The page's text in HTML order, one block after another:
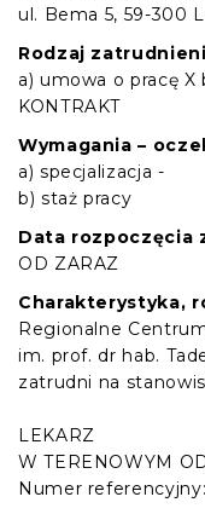
ul. Bema 5, 59-300
Rodzaj
a) umowa o pracę
KONTRAKT
Wymagania –
a) specjalizacja -
b) staż pracy
Data rozpoczęcia
OD ZARAZ
Charakterystyka,
Regionalne
im. prof. dr hab.
zatrudni na
LEKARZ
W TERENOWYM
Numer